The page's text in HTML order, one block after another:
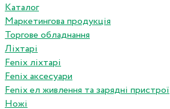
Каталог
Маркетингова продукція
Торгове обладнання
Ліхтарі
Fenix ліхтарі
Fenix аксесуари
Fenix ел живлення та зарядні пристрої
Ножі